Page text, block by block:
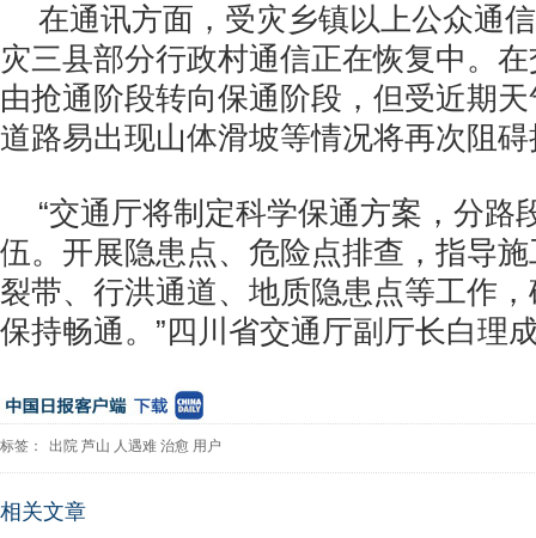
在通讯方面，受灾乡镇以上公众通
灾三县部分行政村通信正在恢复中。
由抢通阶段转向保通阶段，但受近期
道路易出现山体滑坡等情况将再次阻
“交通厅将制定科学保通方案，分路
伍。开展隐患点、危险点排查，指导
裂带、行洪通道、地质隐患点等工作
保持畅通。”四川省交通厅副厅长白理
标签： 出院 芦山 人遇难 治愈 用户
相关文章